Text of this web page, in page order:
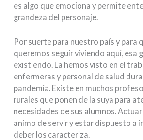
es algo que emociona y permite
grandeza del personaje.
Por suerte para nuestro país y para
queremos seguir viviendo aquí, esa
existiendo. La hemos visto en el
enfermeras y personal de salud
pandemia. Existe en muchos
rurales que ponen de la suya para
necesidades de sus alumnos. Actuar
ánimo de servir y estar dispuesto a
deber los caracteriza.